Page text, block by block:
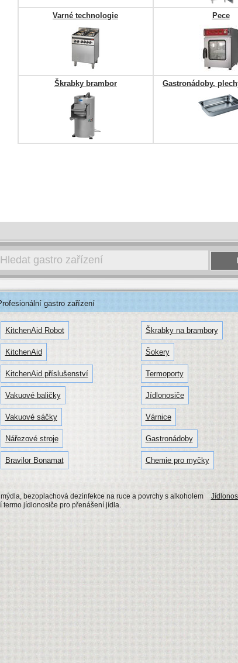
Varné technologie Pece
Škrabky brambor Gastronádoby,
gastro zařízení
KitchenAid Robot
KitchenAid
KitchenAid příslušenství
Vakuové baličky
Vakuové sáčky
Nářezové stroje
Bravilor Bonamat
Škrabky na brambory
Šokery
Termoporty
Jídlonosiče
Várnice
Gastronádoby
Chemie pro myčky
bezoplachová dezinfekce na ruce a povrchy s alkoholem
termo jídlonosiče pro přenášení jídla.